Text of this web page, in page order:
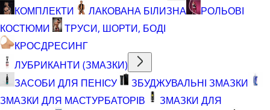
КОМПЛЕКТИ
ЛАКОВАНА БІЛИЗНА
РОЛЬОВІ
КОСТЮМИ
ТРУСИ, ШОРТИ, БОДІ
КРОСДРЕСИНГ
ЛУБРИКАНТИ (ЗМАЗКИ)
ЗАСОБИ ДЛЯ ПЕНІСУ
ЗБУДЖУВАЛЬНІ ЗМАЗКИ
ЗМАЗКИ ДЛЯ МАСТУРБАТОРІВ
ЗМАЗКИ ДЛЯ